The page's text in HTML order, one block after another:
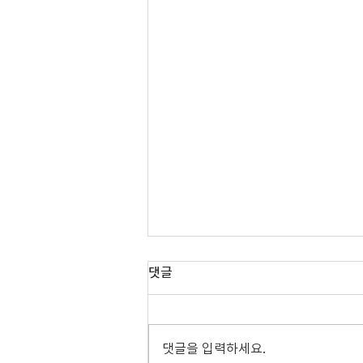
08.02.2026 주보
댓글
댓글을 입력하세요.